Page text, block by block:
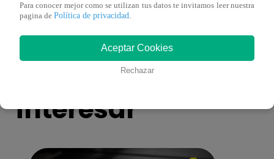
También te puede
interesar
Para conocer mejor como se utilizan tus datos te invitamos leer nuestra
pagina de Política de privacidad
Aceptar Cookies
Rechazar